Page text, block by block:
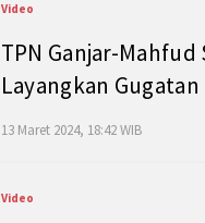
Video
TPN Ganjar-
Layangkan
13 Maret 2024, 18:42 WIB
Video